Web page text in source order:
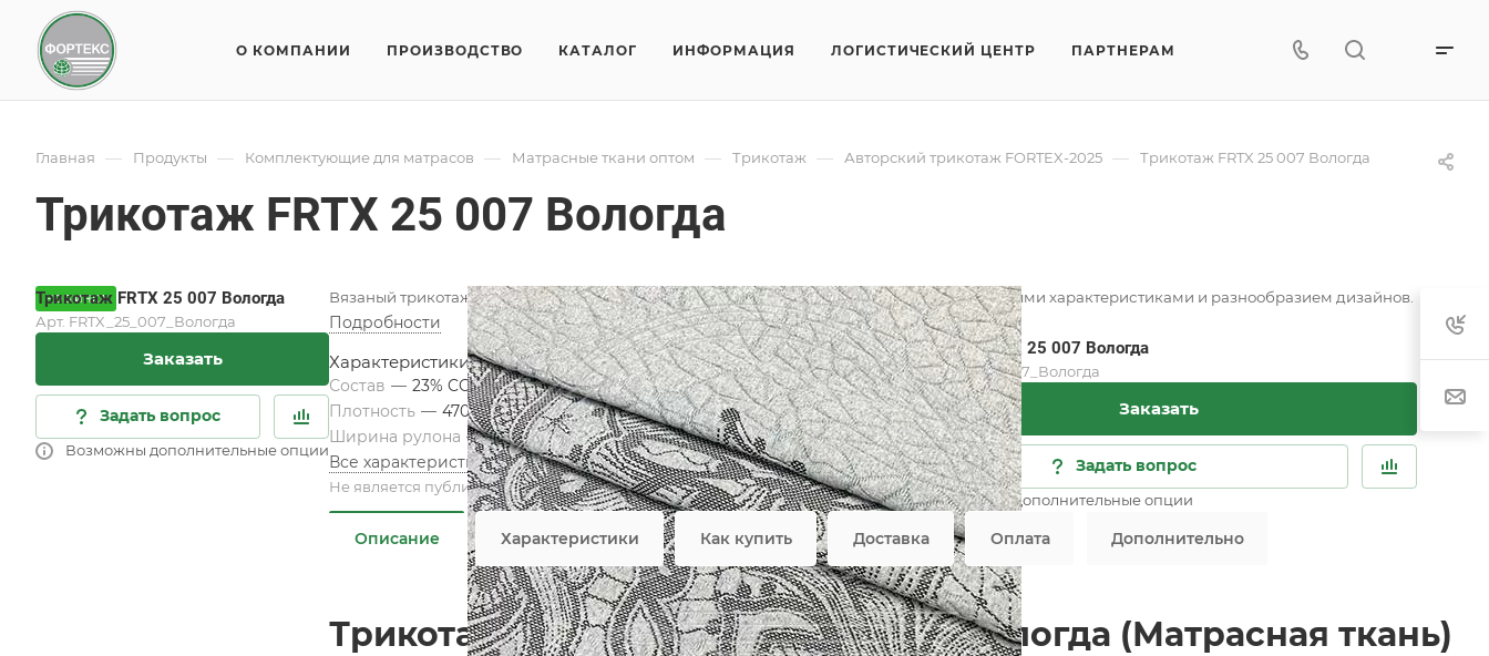
О КОМПАНИИ ПРОИЗВОДСТВО КАТАЛОГ ИНФОРМАЦИЯ ЛОГИСТИЧЕСКИЙ ЦЕНТР ПАРТНЕРАМ
Главная — Продукты — Комплектующие для матрасов — Матрасные ткани оптом — Трикотаж — Авторский трикотаж FORTEX-2025 — Трикотаж FRTX 25 007 Вологда
Трикотаж FRTX 25 007 Вологда
Трикотаж FRTX 25 007 Вологда
Арт. FRTX_25_007_Вологда
Заказать
Задать вопрос
Возможны дополнительные опции
НОВИНКА Вязаный трикотаж для матрасов нашего производства отличается высокими качественными характеристиками и разнообразием дизайнов.
Подробности
Характеристики
Состав — 23% COT/77% PES
Плотность — 470 гр/м2
Ширина рулона — 220 см
Все характеристики
Не является публичной офертой
Трикотаж FRTX 25 007 Вологда
Арт.FRTX_25_007_Вологда
Заказать
Задать вопрос
Возможны дополнительные опции
Описание Характеристики Как купить Доставка Оплата Дополнительно
Трикотажное полотно FRTX 25 007 Вологда (Матрасная ткань)